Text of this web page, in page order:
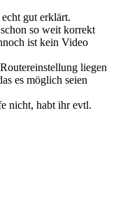
gut erklärt.
so weit korrekt
ist kein Video
liegen
es möglich seien
nicht, habt ihr evtl.